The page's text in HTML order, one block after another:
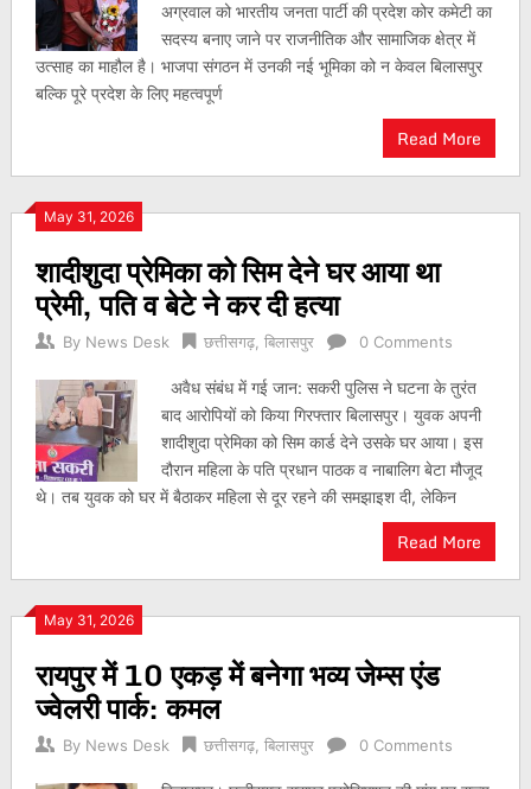
अग्रवाल को भारतीय जनता पार्टी की प्रदेश कोर कमेटी का
सदस्य बनाए जाने पर राजनीतिक और सामाजिक क्षेत्र में
उत्साह का माहौल है। भाजपा संगठन में उनकी नई भूमिका को न केवल बिलासपुर
बल्कि पूरे प्रदेश के लिए महत्वपूर्ण
Read More
May 31, 2026
शादीशुदा प्रेमिका को सिम देने घर आया था
प्रेमी, पति व बेटे ने कर दी हत्या
By News Desk छत्तीसगढ़, बिलासपुर 0 Comments
अवैध संबंध में गई जान: सकरी पुलिस ने घटना के तुरंत
बाद आरोपियों को किया गिरफ्तार बिलासपुर। युवक अपनी
शादीशुदा प्रेमिका को सिम कार्ड देने उसके घर आया। इस
दौरान महिला के पति प्रधान पाठक व नाबालिग बेटा मौजूद
थे। तब युवक को घर में बैठाकर महिला से दूर रहने की समझाइश दी, लेकिन
Read More
May 31, 2026
रायपुर में 10 एकड़ में बनेगा भव्य जेम्स एंड
ज्वेलरी पार्क: कमल
By News Desk छत्तीसगढ़, बिलासपुर 0 Comments